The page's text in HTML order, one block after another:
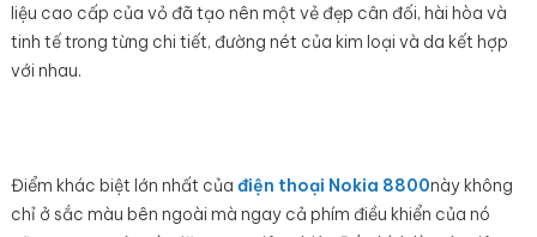
liệu cao cấp của vỏ đã tạo nên một vẻ đẹp cân đối, hài hòa và
tinh tế trong từng chi tiết, đường nét của kim loại và da kết hợp
với nhau.
Điểm khác biệt lớn nhất của điện thoại Nokia 8800này không
chỉ ở sắc màu bên ngoài mà ngay cả phím điều khiển của nó